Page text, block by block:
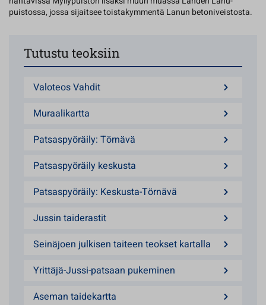
puistossa, jossa sijaitsee toistakymmentä Lanun betoniveistosta.
Tutustu teoksiin
Valoteos Vahdit
Muraalikartta
Patsaspyöräily: Törnävä
Patsaspyöräily keskusta
Patsaspyöräily: Keskusta-Törnävä
Jussin taiderastit
Seinäjoen julkisen taiteen teokset kartalla
Yrittäjä-Jussi-patsaan pukeminen
Aseman taidekartta